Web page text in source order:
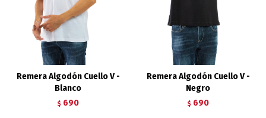
Remera Algodón Cuello V -
Blanco
$ 690
Remera Algodón Cuello V -
Negro
$ 690